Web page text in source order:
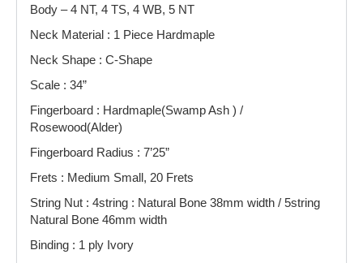
Body – 4 NT, 4 TS, 4 WB, 5 NT
Neck Material : 1 Piece Hardmaple
Neck Shape : C-Shape
Scale : 34”
Fingerboard : Hardmaple(Swamp Ash ) /
Rosewood(Alder)
Fingerboard Radius : 7’25”
Frets : Medium Small, 20 Frets
String Nut : 4string : Natural Bone 38mm width / 5string
Natural Bone 46mm width
Binding : 1 ply Ivory